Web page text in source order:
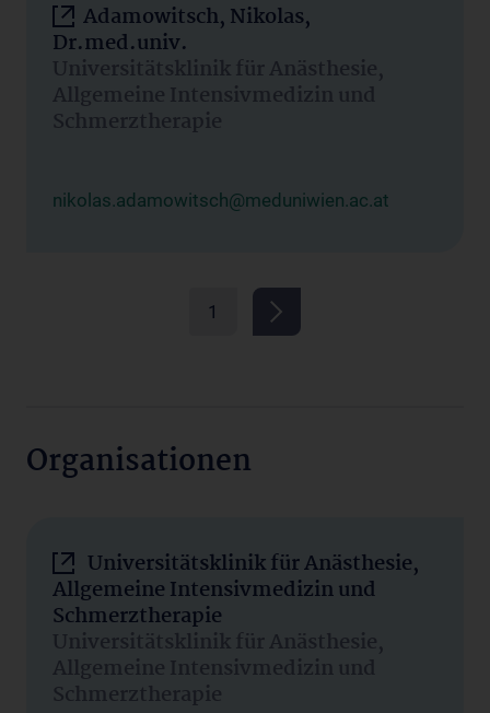
Adamowitsch, Nikolas,
Dr.med.univ.
Universitätsklinik für Anästhesie,
Allgemeine Intensivmedizin und
Schmerztherapie
nikolas.adamowitsch@meduniwien.ac.at
1
Organisationen
Universitätsklinik für Anästhesie,
Allgemeine Intensivmedizin und
Schmerztherapie
Universitätsklinik für Anästhesie,
Allgemeine Intensivmedizin und
Schmerztherapie